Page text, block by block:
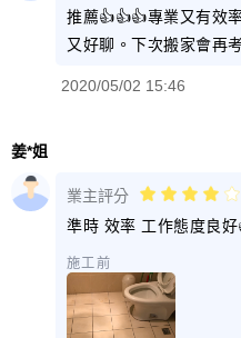
推薦👍👍👍專業又有效
又好聊。下次搬家會再
2020/05/02 15:46
姜*姐
業主評分
準時 效率 工作態度良好
施工前